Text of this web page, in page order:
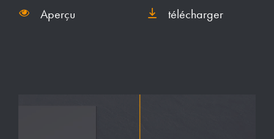
Aperçu télécharger